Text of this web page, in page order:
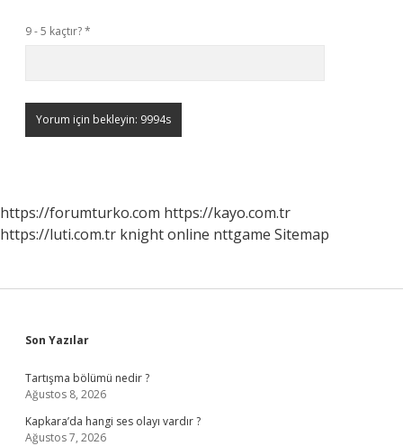
9 - 5 kaçtır?*
https://forumturko.com https://kayo.com.tr
https://luti.com.tr knight online nttgame Sitemap
Sidebar
Son Yazılar
Tartışma bölümü nedir ?
Ağustos 8, 2026
Kapkara’da hangi ses olayı vardır ?
Ağustos 7, 2026